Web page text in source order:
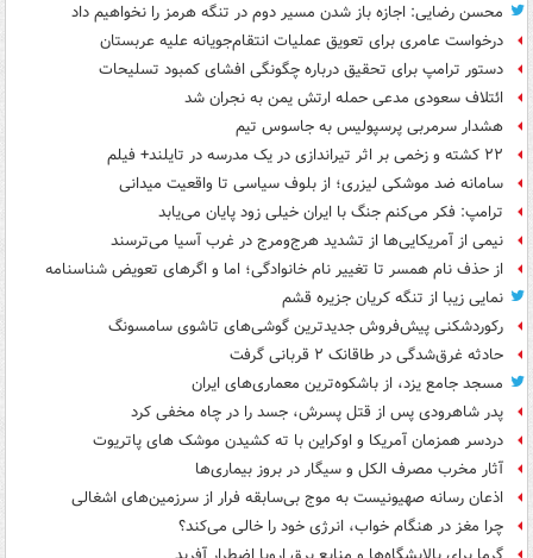
محسن رضایی: اجازه باز شدن مسیر دوم در تنگه هرمز را نخواهیم داد
درخواست عامری برای تعویق عملیات انتقام‌جویانه علیه عربستان
دستور ترامپ برای تحقیق درباره چگونگی افشای کمبود تسلیحات
ائتلاف سعودی مدعی حمله ارتش یمن به نجران شد
هشدار سرمربی پرسپولیس به جاسوس تیم
۲۲ کشته و زخمی بر اثر تیراندازی در یک مدرسه در تایلند+ فیلم
سامانه ضد موشکی لیزری؛ از بلوف سیاسی تا واقعیت میدانی
ترامپ: فکر می‌کنم جنگ با ایران خیلی زود پایان می‌یابد
نیمی از آمریکایی‌ها از تشدید هرج‌ومرج در غرب آسیا می‌ترسند
از حذف نام همسر تا تغییر نام خانوادگی؛ اما و اگرهای تعویض شناسنامه
نمایی زیبا از تنگه کریان جزیره قشم
رکوردشکنی پیش‌فروش جدیدترین گوشی‌های تاشوی سامسونگ
حادثه غرق‌شدگی در طاقانک ۲ قربانی گرفت
مسجد جامع یزد، از باشکوه‌ترین معماری‌های ایران
پدر شاهرودی پس از قتل پسرش، جسد را در چاه مخفی کرد
دردسر همزمان آمریکا و اوکراین با ته کشیدن موشک های پاتریوت
آثار مخرب مصرف الکل و سیگار در بروز بیماری‌ها
اذعان رسانه صهیونیست به موج بی‌سابقه فرار از سرزمین‌های اشغالی
چرا مغز در هنگام خواب، انرژی خود را خالی می‌کند؟